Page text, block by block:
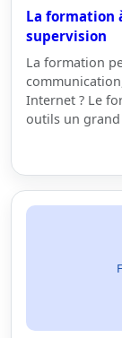
La formation
supervision
La formation
Internet ? Le
outils un